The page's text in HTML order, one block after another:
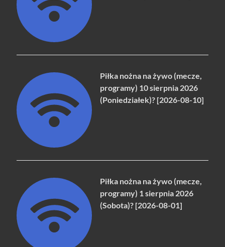
Piłka nożna na żywo (mecze,
programy) 10 sierpnia 2026
(Poniedziałek)? [2026-08-10]
Piłka nożna na żywo (mecze,
programy) 1 sierpnia 2026
(Sobota)? [2026-08-01]